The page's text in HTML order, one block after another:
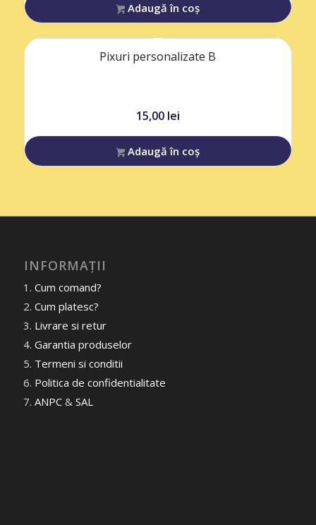
Adaugă în coș
Pixuri personalizate B
15,00 lei
Adaugă în coș
INFORMAȚII
Cum comand?
Cum platesc?
Livrare si retur
Garantia produselor
Termeni si conditii
Politica de confidentialitate
ANPC& SAL